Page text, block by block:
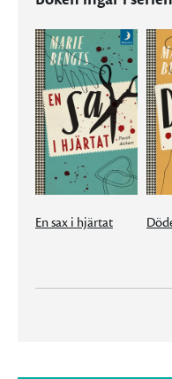
En sax i hjärtat